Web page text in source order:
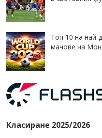
Топ 10 на най-
мачове на
Класиране 2025/2026